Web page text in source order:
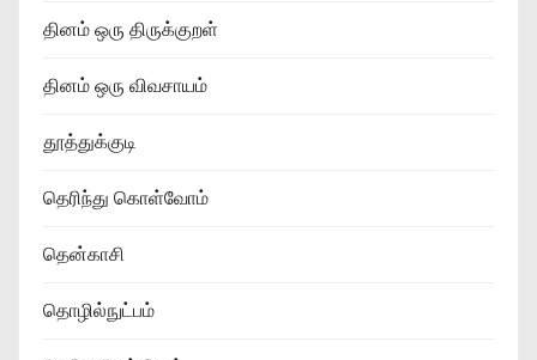
தினம் ஒரு திருக்குறள்
தினம் ஒரு விவசாயம்
தூத்துக்குடி
தெரிந்து கொள்வோம்
தென்காசி
தொழில்நுட்பம்